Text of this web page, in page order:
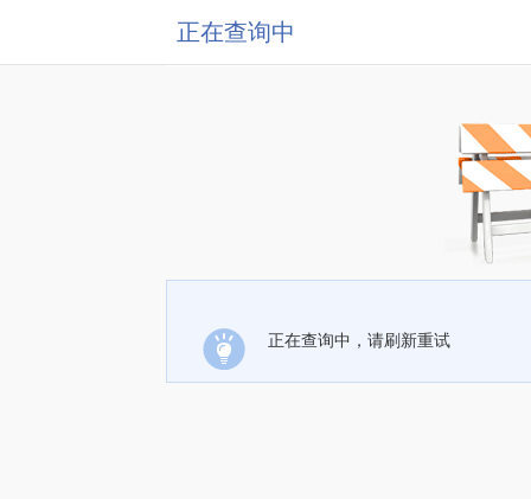
正在查询中
正在查询中，请刷新重试